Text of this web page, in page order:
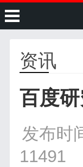
资讯
百度
发布时
11491